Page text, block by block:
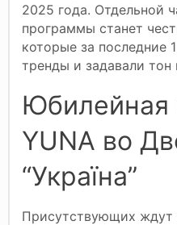
2025 года. Отдельной
программы станет
которые за последние
тренды и задавали тон
Юбилейная
YUNA во
“Україна”
Присутствующих ждут